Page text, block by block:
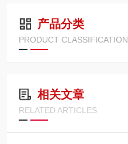
产品分类
PRODUCT CLASSIFICATION
相关文章
RELATED ARTICLES